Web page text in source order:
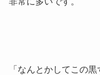
「なんとかしてこの